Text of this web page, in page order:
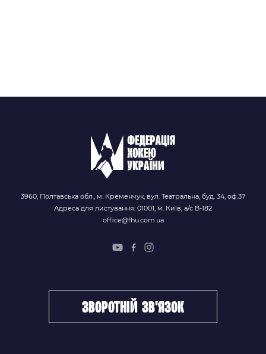
3960, Полтавська обл., м. Кременчук, вул. Театральна, буд. 34, оф.37
Адреса для листування: 01001, м. Київ, а/с В-182
office@fhu.com.ua
зворотній зв’язок